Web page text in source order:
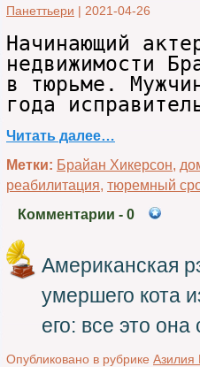
Панеттьери | 2021-04-26
Начинающий
недвижимости
в тюрьме.
года
Читать далее…
Метки: Брайан Хикерсон,
реабилитация, тюремный
Комментарии - 0
Американская
умершего кота
его: все это
Опубликовано в рубрике Азилия